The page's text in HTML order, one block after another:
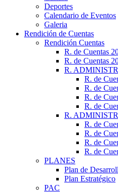
Deportes
Calendario de Eventos
Galeria
Rendición de Cuentas
Rendición Cuentas
R. de Cuentas
R. de Cuentas
R.
R. de
R. de
R. de
R. de
R.
R. de
R. de
R. de
R. de
PLANES
Plan de
Plan Estratégico
PAC